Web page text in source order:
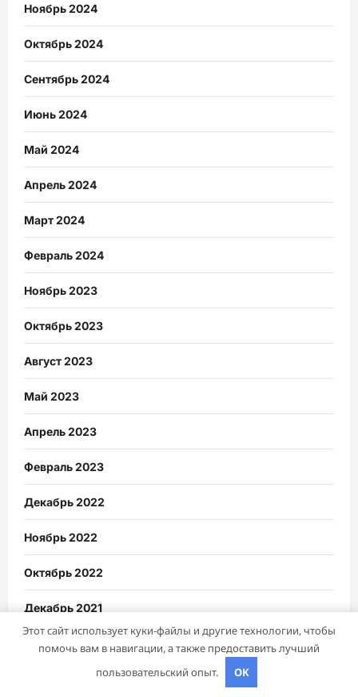
Ноябрь 2024
Октябрь 2024
Сентябрь 2024
Июнь 2024
Май 2024
Апрель 2024
Март 2024
Февраль 2024
Ноябрь 2023
Октябрь 2023
Август 2023
Май 2023
Апрель 2023
Февраль 2023
Декабрь 2022
Ноябрь 2022
Октябрь 2022
Декабрь 2021
Этот сайт использует куки-файлы и другие технологии, чтобы
помочь вам в навигации, а также предоставить лучший
пользовательский опыт.
OK